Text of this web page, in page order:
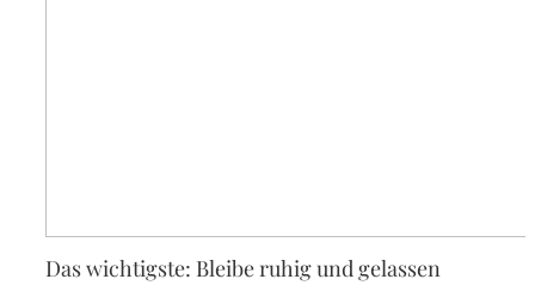
Das wichtigste: Bleibe ruhig und gelassen